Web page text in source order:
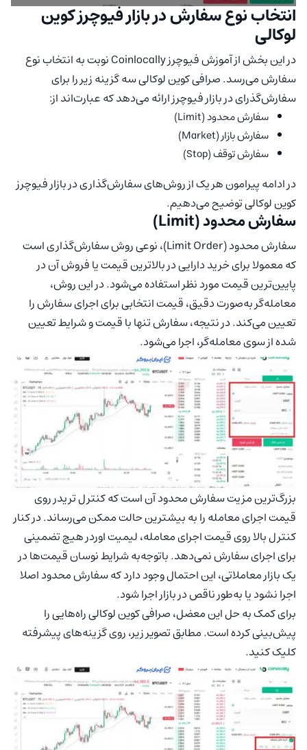
انتخاب نوع سفارش در بازار فیوچرز کوین
لوکالی
در این بخش از آموزش فیوچرز Coinlocally نوبت به انتخاب نوع
سفارش می‌رسد. صرافی کوین لوکالی سه گزینه زیر را برای
سفارش‌گذرای در بازار فیوچرز ارائه می‌دهد که عبارت‌اند از:
سفارش محدود (Limit)
سفارش بازار (Market)
سفارش توقف (Stop)
در ادامه پیرامون هر یک از روش‌های سفارش‌گذاری در بازار فیوچرز
کوین لوکالی توضیح می‌دهیم.
سفارش محدود (Limit)
سفارش محدود (Limit Order)، نوعی روش سفارش‌گذاری است
که معمولا برای خرید دارایی در بالاترین قیمت یا فروش آن در
پایین‌ترین قیمت مورد نظر استفاده می‌شود. در این روش،
معامله‌گر به‌صورت دقیق، قیمت انتخابی برای اجرای سفارش را
تعیین می‌کند. در نتیجه، سفارش تنها با قیمت و شرایط تعیین
شده از سوی معامله‌گر، اجرا می‌شود.
بزرگ‌ترین مزیت سفارش محدود آن است که کنترل تریدر روی
قیمت اجرای معامله را به بیشترین حالت ممکن می‌رساند. در کنار
کنترل بالا روی قیمت اجرای معامله، لیمیت اوردر هیچ تضمینی
برای اجرای سفارش نمی‌دهد. با‌توجه‌به شرایط نوسان قیمت‌ها در
یک بازار معاملاتی، این احتمال وجود دارد که سفارش محدود اصلا
اجرا نشود یا به‌طور ناقص در بازار اجرا شود.
برای کمک به حل این معضل، صرافی کوین لوکالی راه‌هایی را
پیش‌بینی کرده است. مطابق تصویر زیر، روی گزینه‌های پیشرفته
کلیک کنید.